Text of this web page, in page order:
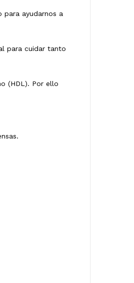
para ayudarnos a
para cuidar tanto
(HDL). Por ello